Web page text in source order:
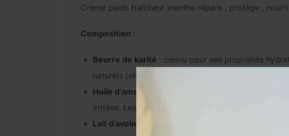
Crème pieds fraîcheur menthe répare , protège ,
Composition :
Beurre de karité : connu pour ses propriétés
naturels (vitamines A et E) , il maintient
Huile d’amandes douces
: nourrissante pour tous
irritées. Les oméga-9 qu’elle renferme jouent un
Lait d’avoine
: Protecteur, et apaisant pour la